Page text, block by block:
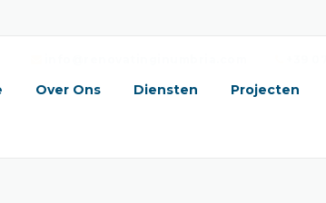
Over Ons Diensten Projecten